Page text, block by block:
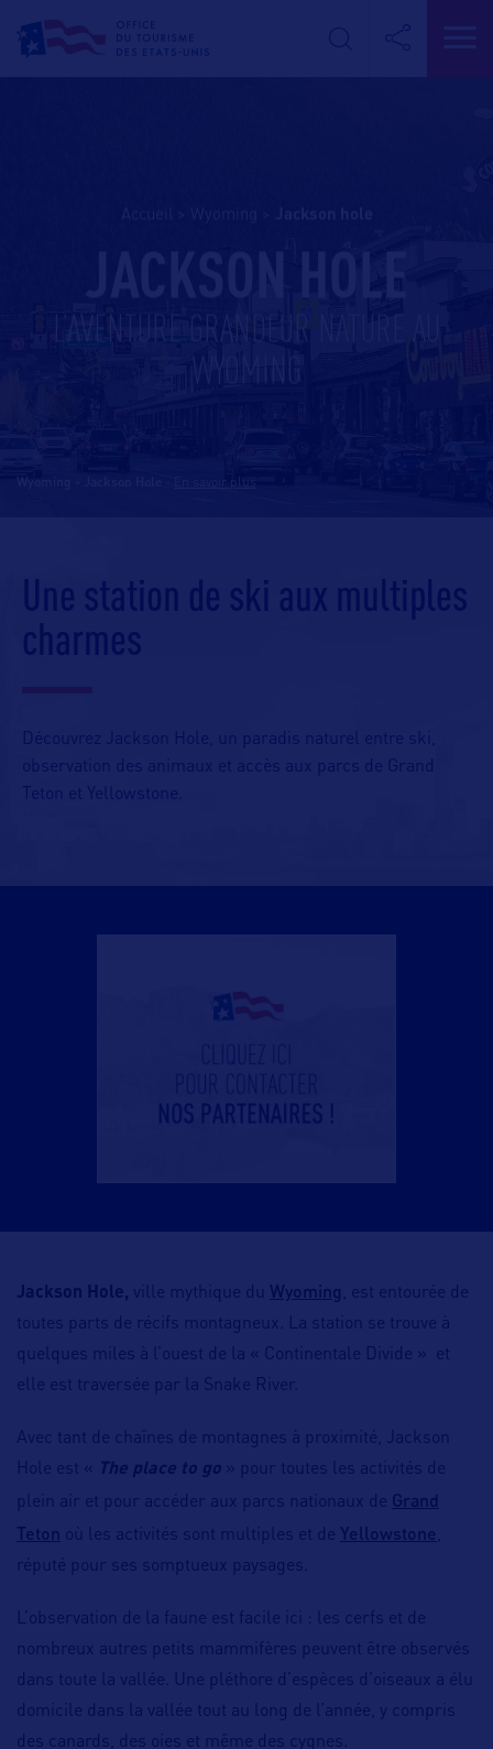
JACKSON HOLE
L’AVENTURE GRANDEUR NATURE AU
WYOMING
Wyoming - Jackson Hole
Une station de ski aux multiples
Découvrez Jackson Hole, un paradis naturel entre ski,
observation des animaux et accès aux parcs de Grand
Teton et Yellowstone.
Jackson Hole, ville mythique du Wyoming
, est entourée de
toutes parts de récifs montagneux. La station se trouve à
quelques miles à l’ouest de la « Continentale Divide » et
elle est traversée par la Snake River.
Avec tant de chaînes de montagnes à proximité, Jackson
Hole est «
The place to go » pour toutes les activités de
plein air et pour accéder aux parcs nationaux de Grand
Teton
où les activités sont multiples et de Yellowstone
réputé pour ses somptueux paysages.
L’observation de la faune est facile ici : les cerfs et de
nombreux autres petits mammifères peuvent être observés
dans toute la vallée. Une pléthore d’espèces d’oiseaux a élu
domicile dans la vallée tout au long de l’année, y compris
des canards, des oies et même des cygnes.